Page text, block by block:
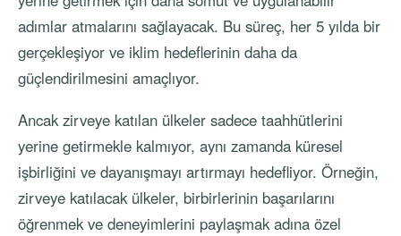
adımlar atmalarını sağlayacak. Bu süreç, her 5 yılda bir
gerçekleşiyor ve iklim hedeflerinin daha da
güçlendirilmesini amaçlıyor.
Ancak zirveye katılan ülkeler sadece taahhütlerini
yerine getirmekle kalmıyor, aynı zamanda küresel
işbirliğini ve dayanışmayı artırmayı hedefliyor. Örneğin,
zirveye katılacak ülkeler, birbirlerinin başarılarını
öğrenmek ve deneyimlerini paylaşmak adına özel